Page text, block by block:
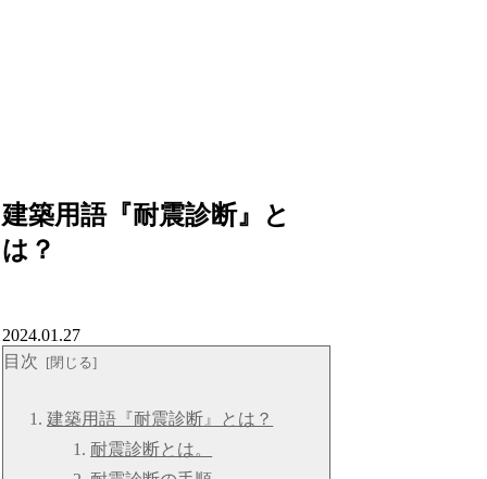
建築用語『耐震診断』と
は？
2024.01.27
目次
建築用語『耐震診断』とは？
耐震診断とは。